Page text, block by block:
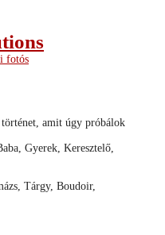
fotós
amit úgy próbálok
Gyerek, Keresztelő,
Tárgy, Boudoir,